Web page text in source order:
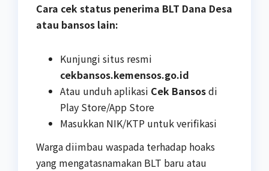
Cara cek status penerima BLT Dana Desa
atau bansos lain:
Kunjungi situs resmi
cekbansos.kemensos.go.id
Atau unduh aplikasi Cek Bansosdi
Play Store/App Store
Masukkan NIK/KTP untuk verifikasi
Warga diimbau waspada terhadap hoaks
yang mengatasnamakan BLT baru atau